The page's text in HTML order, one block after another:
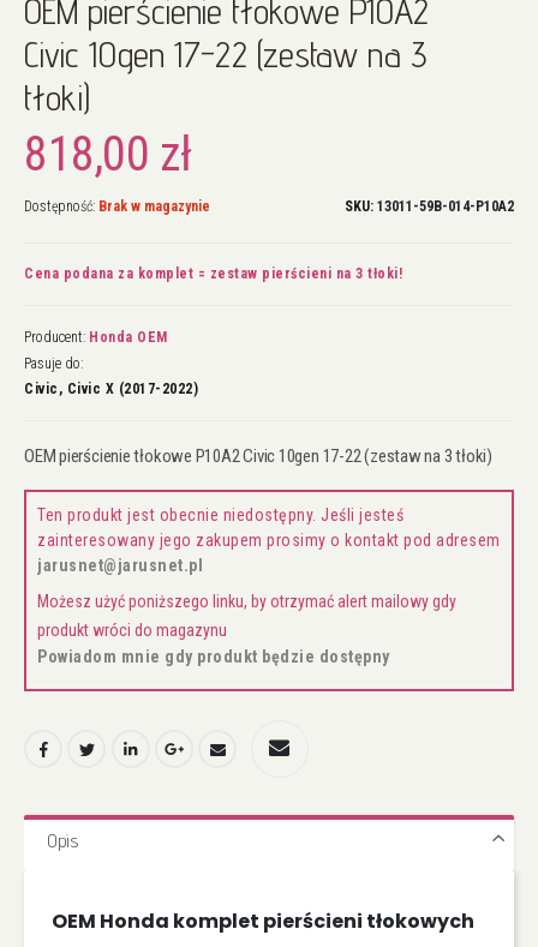
początek
galerii
OEM pierścienie tłokowe P10A2
Civic 10gen 17-22 (zestaw na 3
tłoki)
818,00 zł
Dostępność: Brak w magazynie SKU 13011-59B-014-P10A2
Cena podana za komplet = zestaw pierścieni na 3 tłoki!
Producent: Honda OEM
Pasuje do:
Civic, Civic X (2017-2022)
OEM pierścienie tłokowe P10A2 Civic 10gen 17-22 (zestaw na 3 tłoki)
Ten produkt jest obecnie niedostępny. Jeśli jesteś
zainteresowany jego zakupem prosimy o kontakt pod adresem
jarusnet@jarusnet.pl
Możesz użyć poniższego linku, by otrzymać alert mailowy gdy
produkt wróci do magazynu
Powiadom mnie gdy produkt będzie dostępny
Opis
OEM Honda komplet pierścieni tłokowych